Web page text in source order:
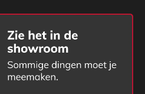
prestaties van vitaal
waarbij
staan, Aspen D voldoet
en